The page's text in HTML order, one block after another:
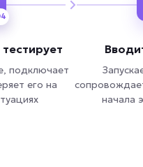
подключает
его на
начала